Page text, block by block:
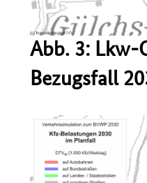
Abb. 3: Lkw-
Bezugsfall